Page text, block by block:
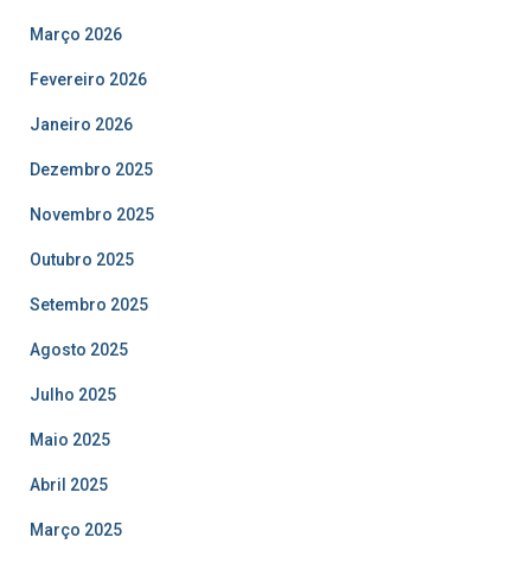
Março 2026
Fevereiro 2026
Janeiro 2026
Dezembro 2025
Novembro 2025
Outubro 2025
Setembro 2025
Agosto 2025
Julho 2025
Maio 2025
Abril 2025
Março 2025